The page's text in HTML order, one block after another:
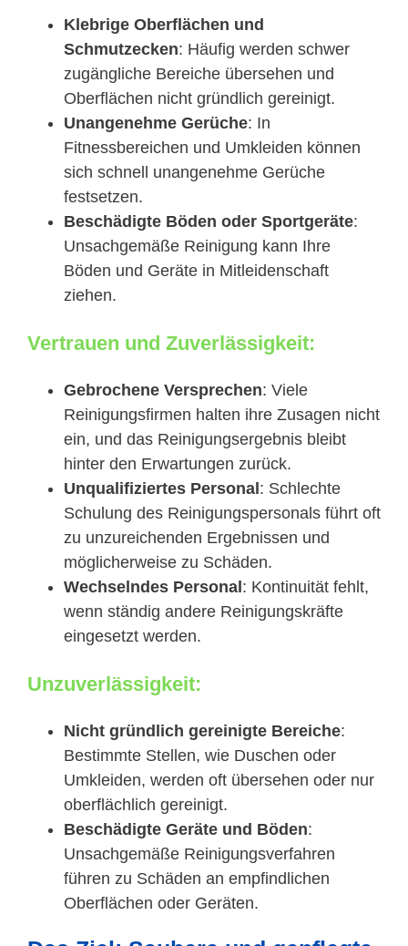
Klebrige Oberflächen und
Schmutzecken: Häufig werden schwer
zugängliche Bereiche übersehen und
Oberflächen nicht gründlich gereinigt.
Unangenehme Gerüche: In
Fitnessbereichen und Umkleiden können
sich schnell unangenehme Gerüche
festsetzen.
Beschädigte Böden oder Sportgeräte:
Unsachgemäße Reinigung kann Ihre
Böden und Geräte in Mitleidenschaft
ziehen.
Vertrauen und Zuverlässigkeit:
Gebrochene Versprechen: Viele
Reinigungsfirmen halten ihre Zusagen nicht
ein, und das Reinigungsergebnis bleibt
hinter den Erwartungen zurück.
Unqualifiziertes Personal: Schlechte
Schulung des Reinigungspersonals führt oft
zu unzureichenden Ergebnissen und
möglicherweise zu Schäden.
Wechselndes Personal: Kontinuität fehlt,
wenn ständig andere Reinigungskräfte
eingesetzt werden.
Unzuverlässigkeit:
Nicht gründlich gereinigte Bereiche:
Bestimmte Stellen, wie Duschen oder
Umkleiden, werden oft übersehen oder nur
oberflächlich gereinigt.
Beschädigte Geräte und Böden:
Unsachgemäße Reinigungsverfahren
führen zu Schäden an empfindlichen
Oberflächen oder Geräten.